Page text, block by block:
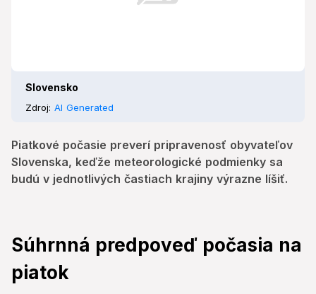
Slovensko
Zdroj: AI Generated
Piatkové počasie preverí pripravenosť obyvateľov
Slovenska, keďže meteorologické podmienky sa
budú v jednotlivých častiach krajiny výrazne líšiť.
Súhrnná predpoveď počasia na
piatok